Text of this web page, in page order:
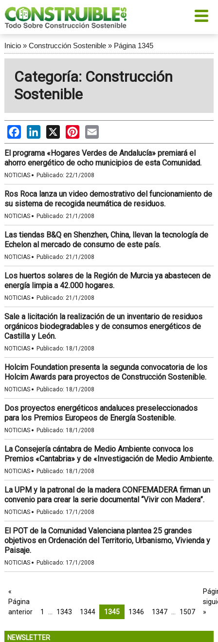
Inicio» Construcción Sostenible» Página 1345
Categoría: Construcción
Sostenible
FacebookLinkedIn
X PinterestEmail
El programa «Hogares Verdes de Andalucía» premiará el
ahorro energético de ocho municipios de esta Comunidad.
NOTICIAS · Publicado: 22/1/2008
Ros Roca lanza un video demostrativo del funcionamiento de
su sistema de recogida neumática de residuos.
NOTICIAS · Publicado: 21/1/2008
Las tiendas B&Q en Shenzhen, China, llevan la tecnología de
Echelon al mercado de consumo de este país.
NOTICIAS · Publicado: 21/1/2008
Los huertos solares de la Región de Murcia ya abastecen de
energía limpia a 42.000 hogares.
NOTICIAS · Publicado: 21/1/2008
Sale a licitación la realización de un inventario de residuos
orgánicos biodegradables y de consumos energéticos de
Castilla y León.
NOTICIAS · Publicado: 18/1/2008
Holcim Foundation presenta la segunda convocatoria de los
Holcim Awards para proyectos de Construcción Sostenible.
NOTICIAS · Publicado: 18/1/2008
Dos proyectos energéticos andaluces preseleccionados
para los Premios Europeos de Energía Sostenible.
NOTICIAS · Publicado: 18/1/2008
La Consejería cántabra de Medio Ambiente convoca los
Premios «Cantabria» y de «Investigación de Medio Ambiente.
NOTICIAS · Publicado: 18/1/2008
La UPM y la patronal de la madera CONFEMADERA firman un
convenio para crear la serie documental “Vivir con Madera”.
NOTICIAS · Publicado: 17/1/2008
El POT de la Comunidad Valenciana plantea 25 grandes
objetivos en Ordenación del Territorio, Urbanismo, Vivienda y
Paisaje.
NOTICIAS · Publicado: 17/1/2008
«
Página
anterior
1 1343 1344 1345 1346 1347 1507
»
NEWSLETTER